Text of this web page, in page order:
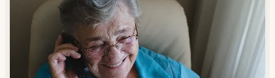
Schritt 3
Bestellen & liefern lassen
Suchen Sie sich aus dem Speiseplan Ihres Anbieters
aus, was Ihnen schmeckt. Bestellen Sie telefonisch,